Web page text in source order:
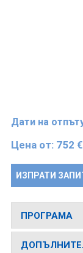
Дати на
Цена от: 752 €
ИЗПРАТИ
ПРОГРАМА